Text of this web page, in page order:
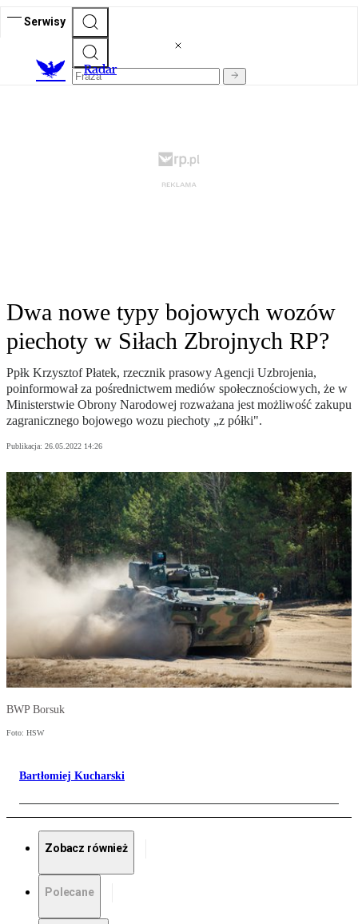
Serwisy
Radar
Dwa nowe typy bojowych wozów
piechoty w Siłach Zbrojnych RP?
Ppłk Krzysztof Płatek, rzecznik prasowy Agencji Uzbrojenia,
poinformował za pośrednictwem mediów społecznościowych, że w
Ministerstwie Obrony Narodowej rozważana jest możliwość zakupu
zagranicznego bojowego wozu piechoty „z półki".
Publikacja: 26.05.2022 14:26
BWP Borsuk
Foto: HSW
Bartłomiej Kucharski
Zobacz również
Polecane